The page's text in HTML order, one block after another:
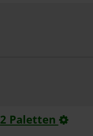
2 Paletten